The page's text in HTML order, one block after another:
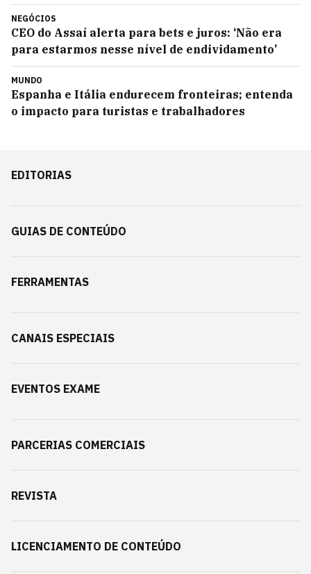
NEGÓCIOS
CEO do Assaí alerta para bets e juros: ‘Não era
para estarmos nesse nível de endividamento’
MUNDO
Espanha e Itália endurecem fronteiras; entenda
o impacto para turistas e trabalhadores
EDITORIAS
GUIAS DE CONTEÚDO
FERRAMENTAS
CANAIS ESPECIAIS
EVENTOS EXAME
PARCERIAS COMERCIAIS
REVISTA
LICENCIAMENTO DE CONTEÚDO